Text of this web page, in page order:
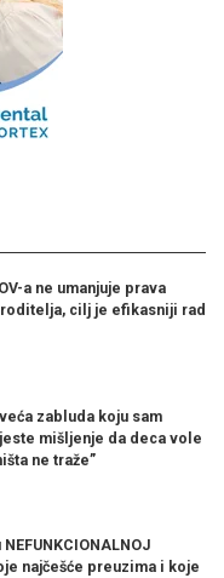
a ne umanjuje prava
cilj je efikasniji rad
zabluda koju sam
mišljenje da deca vole
ne traže”
najčešće preuzima i koje